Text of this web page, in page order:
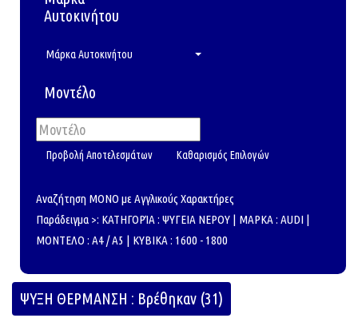
Αυτοκινήτου
Μάρκα Αυτοκινήτου
Μοντέλο
Αναζήτηση ΜΟΝΟ με Αγγλικούς Χαρακτήρες
Παράδειγμα >: ΚΑΤΗΓΟΡΊΑ : ΨΥΓΕΙΑ ΝΕΡΟΥ | ΜΑΡΚΑ : AUDI |
ΜΟΝΤΕΛΟ : A4 / A5 | ΚΥΒΙΚΑ : 1600 - 1800
ΨΥΞΗ ΘΕΡΜΑΝΣΗ : Βρέθηκαν (31)